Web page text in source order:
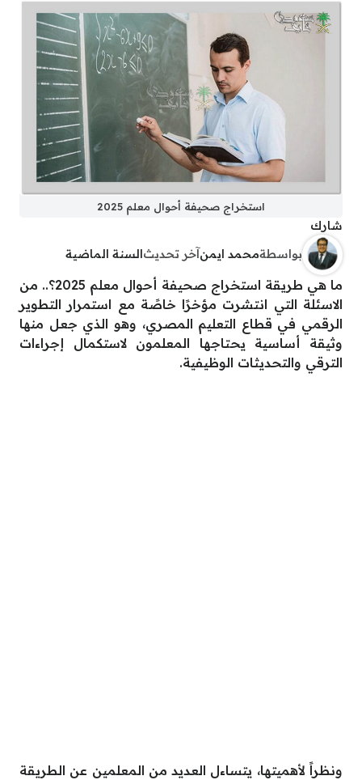
استخراج صحيفة أحوال معلم 2025
شارك
بواسطةمحمد ايمن آخر تحديث السنة الماضية
ما هي طريقة استخراج صحيفة أحوال معلم 2025؟.. من
الاسئلة التي انتشرت مؤخرًا خاصًة مع استمرار التطوير
الرقمي في قطاع التعليم المصري، وهو الذي جعل منها
وثيقة أساسية يحتاجها المعلمون لاستكمال إجراءات
الترقي والتحديثات الوظيفية.
ونظراً لأهميتها، يتساءل العديد من المعلمين عن الطريقة